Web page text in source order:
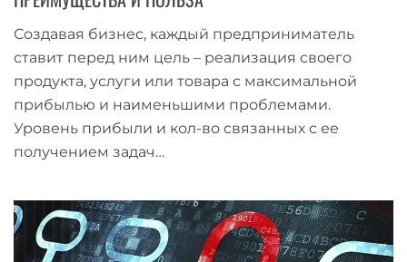
Создавая бизнес, каждый предприниматель
ставит перед ним цель – реализация своего
продукта, услуги или товара с максимальной
прибылью и наименьшими проблемами.
Уровень прибыли и кол-во связанных с ее
получением задач…